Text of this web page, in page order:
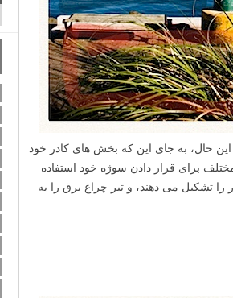
حال، به جای این که بخش های کادر خود
برای قرار دادن سوژه خود استفاده
تشکیل می دهند، و تیر چراغ برق را به